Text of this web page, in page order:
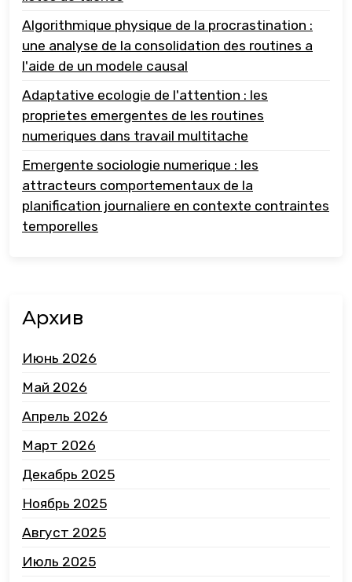
Algorithmique physique de la procrastination :
une analyse de la consolidation des routines a
l'aide de un modele causal
Adaptative ecologie de l'attention : les
proprietes emergentes de les routines
numeriques dans travail multitache
Emergente sociologie numerique : les
attracteurs comportementaux de la
planification journaliere en contexte contraintes
temporelles
Архив
Июнь 2026
Май 2026
Апрель 2026
Март 2026
Декабрь 2025
Ноябрь 2025
Август 2025
Июль 2025